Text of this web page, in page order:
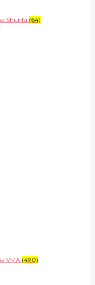
Shunfa (64)
VMA (490)